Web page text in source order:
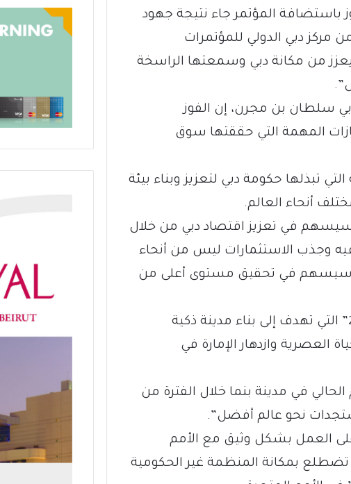
باستضافة المؤتمر جاء نتيجة جهود
مركز دبي الدولي للمؤتمرات
من مكانة دبي وسمعتها الراسخة
دبي سلطان بن مجرن، إن الفوز
المهمة التي حققتها سوق
تبذلها حكومة دبي لتعزيز وبناء بيئة
أنحاء العالم.
بن مجرن أن “المؤتمر الدولي للعقارات 2018 سيسهم في تعزيز اقتصاد دبي من خلال
وجذب الاستثمارات ليس من أنحاء
سيسهم في تحقيق مستوى أعلى من
وأشار إلى أن هذا الحدث يدعم أيضاً “خطة دبي 2021” التي تهدف إلى بناء مدينة ذكية
العصرية وازدهار الإمارة في
الحالي في مدينة بنما خلال الفترة من
“الاتحاد العقاري الدولي” منذ العام 1954 على العمل بشكل وثيق مع الأمم
تضطلع بمكانة المنظمة غير الحكومية